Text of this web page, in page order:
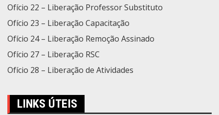
Ofício 22 – Liberação Professor Substituto
Ofício 23 – Liberação Capacitação
Ofício 24 – Liberação Remoção Assinado
Ofício 27 – Liberação RSC
Ofício 28 – Liberação de Atividades
LINKS ÚTEIS